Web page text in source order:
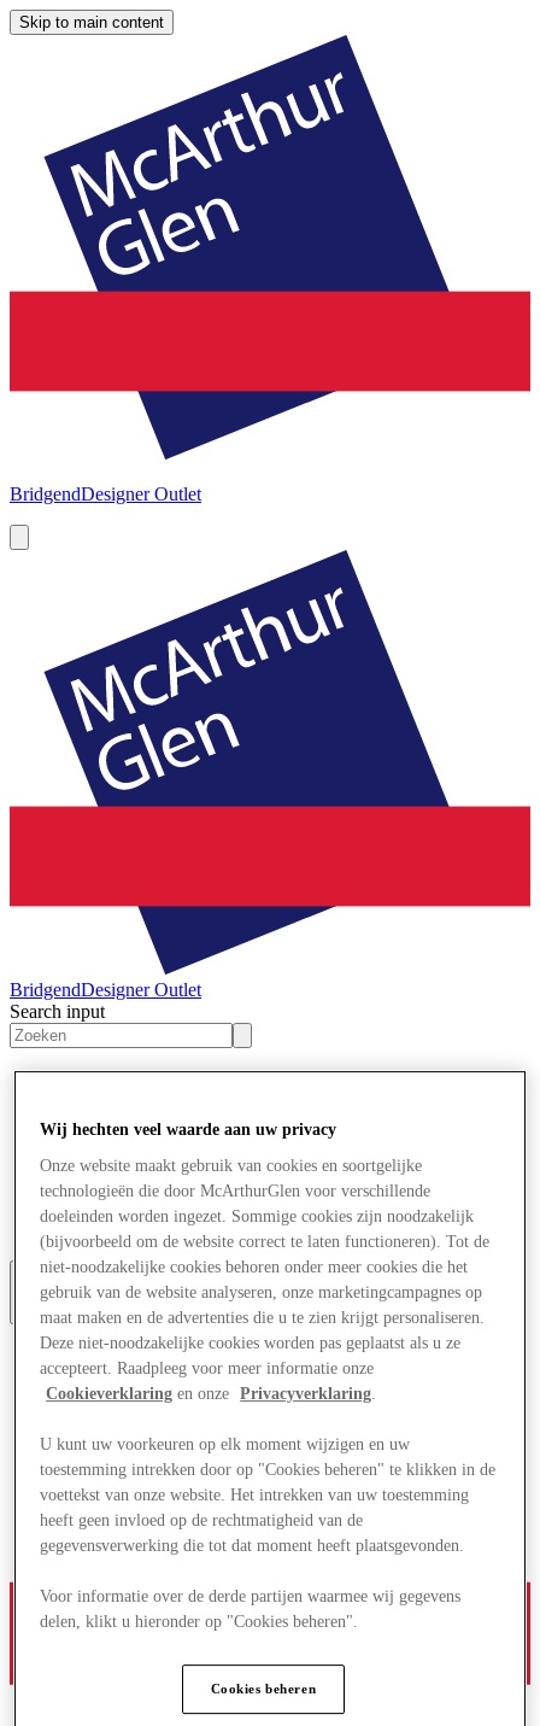
Skip to main content
BridgendDesigner Outlet
BridgendDesigner Outlet
Search input
Winkels
Plan je bezoek
Wat is er aan
Eet & Drink
Diensten
Cadeaubonnen
Meer
Wij hechten veel waarde aan uw privacy
Onze website maakt gebruik van cookies en soortgelijke
technologieën die door McArthurGlen voor verschillende
doeleinden worden ingezet. Sommige cookies zijn noodzakelijk
(bijvoorbeeld om de website correct te laten functioneren). Tot de
niet-noodzakelijke cookies behoren onder meer cookies die het
gebruik van de website analyseren, onze marketingcampagnes op
maat maken en de advertenties die u te zien krijgt personaliseren.
Deze niet-noodzakelijke cookies worden pas geplaatst als u ze
accepteert. Raadpleeg voor meer informatie onze
Cookieverklaring en onze Privacyverklaring.
U kunt uw voorkeuren op elk moment wijzigen en uw
toestemming intrekken door op "Cookies beheren" te klikken in de
voettekst van onze website. Het intrekken van uw toestemming
heeft geen invloed op de rechtmatigheid van de
gegevensverwerking die tot dat moment heeft plaatsgevonden.
Voor informatie over de derde partijen waarmee wij gegevens
delen, klikt u hieronder op "Cookies beheren".
Cookies beheren